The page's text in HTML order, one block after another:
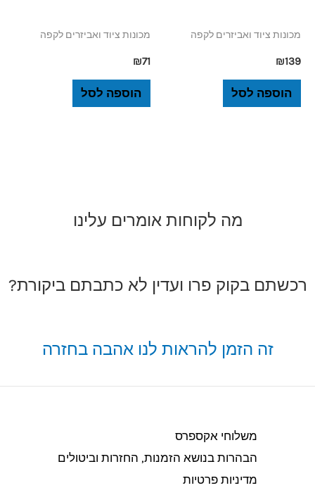
מכונות ציוד ואביזרים לקפה
₪139
הוספה לסל
מכונות ציוד ואביזרים לקפה
₪71
הוספה לסל
מה לקוחות אומרים עלינו
רכשתם בקוק פרו ועדין לא כתבתם ביקורת?
זה הזמן להראות לנו אהבה בחזרה
משלוחי אקספרס
הבהרות בנושא הזמנות, החזרות וביטולים​
מדיניות פרטיות